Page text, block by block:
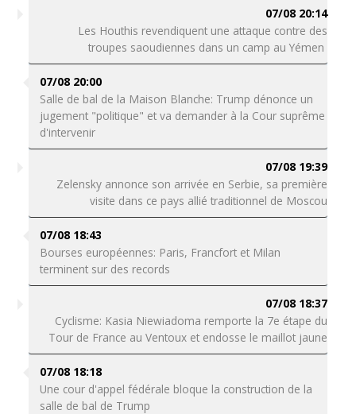
07/08 20:14
Les Houthis revendiquent une attaque contre des
troupes saoudiennes dans un camp au Yémen
07/08 20:00
Salle de bal de la Maison Blanche: Trump dénonce un
jugement "politique" et va demander à la Cour suprême
d'intervenir
07/08 19:39
Zelensky annonce son arrivée en Serbie, sa première
visite dans ce pays allié traditionnel de Moscou
07/08 18:43
Bourses européennes: Paris, Francfort et Milan
terminent sur des records
07/08 18:37
Cyclisme: Kasia Niewiadoma remporte la 7e étape du
Tour de France au Ventoux et endosse le maillot jaune
07/08 18:18
Une cour d'appel fédérale bloque la construction de la
salle de bal de Trump